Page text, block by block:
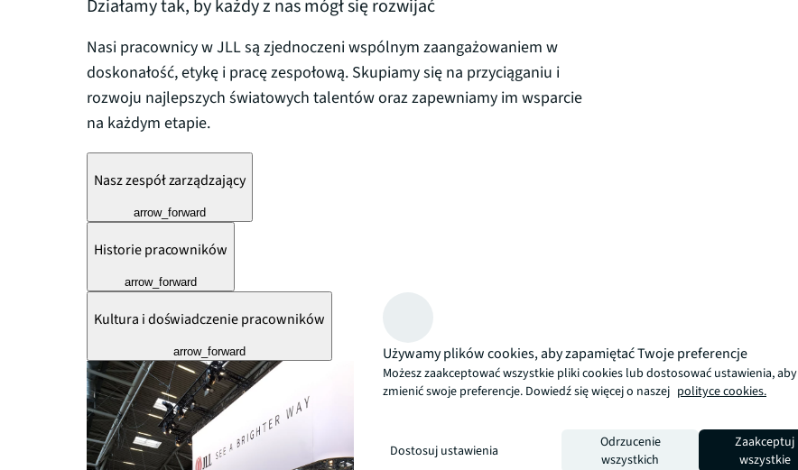
Działamy tak, by każdy z nas mógł się rozwijać
Nasi pracownicy w JLL są zjednoczeni wspólnym zaangażowaniem w
doskonałość, etykę i pracę zespołową. Skupiamy się na przyciąganiu i
rozwoju najlepszych światowych talentów oraz zapewniamy im wsparcie
na każdym etapie.
Nasz zespół zarządzający
arrow_forward
Historie pracowników
arrow_forward
Kultura i doświadczenie pracowników
arrow_forward Używamy plików cookies, aby zapamiętać Twoje preferencje
Możesz zaakceptować wszystkie pliki cookies lub dostosować ustawienia, aby
zmienić swoje preferencje. Dowiedź się więcej o naszej polityce cookies.
Dostosuj ustawienia
Odrzucenie
wszystkich
Zaakceptuj
wszystkie